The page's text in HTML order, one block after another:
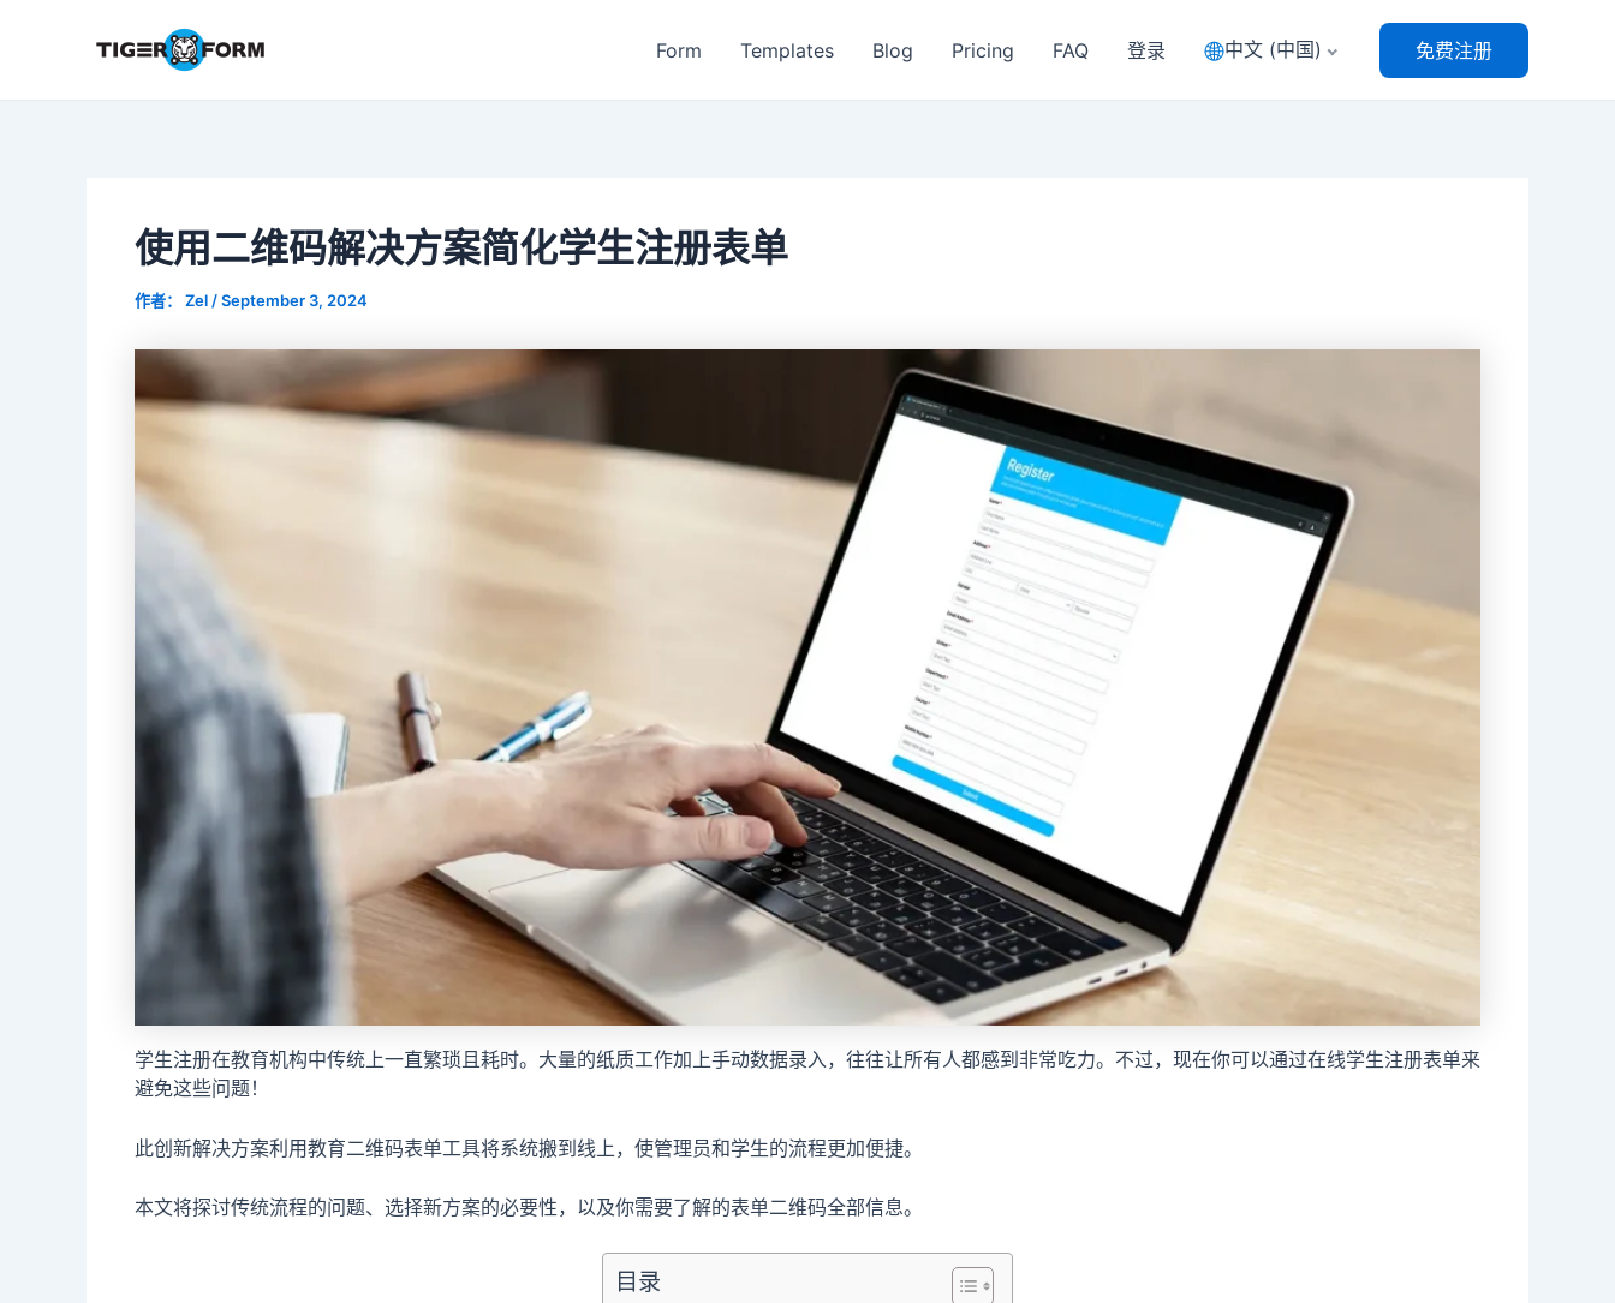
Form Templates Blog Pricing FAQ 登录 中文 (中国) 免费注册
使用二维码解决方案简化学生注册表单
作者： Zel /September 3, 2024
学生注册在教育机构中传统上一直繁琐且耗时。大量的纸质工作加上手动数据录入，往往让所有人都感到非常吃力。不过，现在你可以通过在线学生注册表单来
避免这些问题！
此创新解决方案利用教育二维码表单工具将系统搬到线上，使管理员和学生的流程更加便捷。
本文将探讨传统流程的问题、选择新方案的必要性，以及你需要了解的表单二维码全部信息。
目录